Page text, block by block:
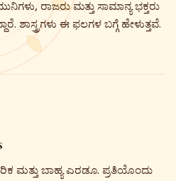
ರಾಜರು ಮತ್ತು ಸಾಮಾನ್ಯ ಭಕ್ತರು
ಶಾಸ್ತ್ರಗಳು ಈ ಫಲಗಳ ಬಗ್ಗೆ ಹೇಳುತ್ತವೆ.
ಮತ್ತು ಬಾಹ್ಯ ಎರಡೂ. ಪ್ರತಿಯೊಂದು